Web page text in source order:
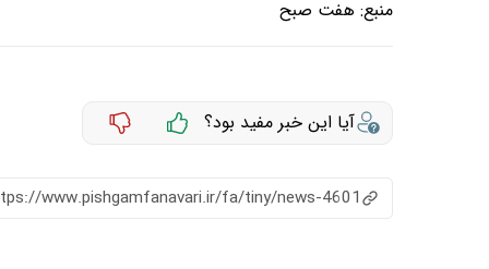
منبع: هفت صبح
آیا این خبر مفید بود؟
www.pishgamfanavari.ir/fa/tiny/news-4601